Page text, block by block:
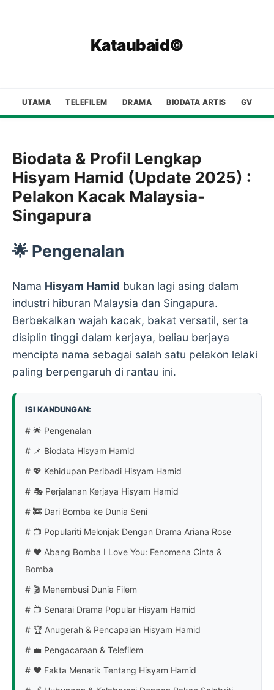
Kataubaid©
UTAMA TELEFILEM DRAMA BIODATA ARTIS GV
Biodata & Profil Lengkap
Hisyam Hamid (Update 2025) :
Pelakon Kacak Malaysia-
Singapura
🌟 Pengenalan
Nama Hisyam Hamid bukan lagi asing dalam
industri hiburan Malaysia dan Singapura.
Berbekalkan wajah kacak, bakat versatil, serta
disiplin tinggi dalam kerjaya, beliau berjaya
mencipta nama sebagai salah satu pelakon lelaki
paling berpengaruh di rantau ini.
ISI KANDUNGAN:
# 🌟 Pengenalan
# 📌 Biodata Hisyam Hamid
# 💖 Kehidupan Peribadi Hisyam Hamid
# 🎭 Perjalanan Kerjaya Hisyam Hamid
# 🚒 Dari Bomba ke Dunia Seni
# 📺 Populariti Melonjak Dengan Drama Ariana Rose
# ❤️ Abang Bomba I Love You: Fenomena Cinta &
Bomba
# 🎬 Menembusi Dunia Filem
# 📺 Senarai Drama Popular Hisyam Hamid
# 🏆 Anugerah & Pencapaian Hisyam Hamid
# 💼 Pengacaraan & Telefilem
# ❤️ Fakta Menarik Tentang Hisyam Hamid